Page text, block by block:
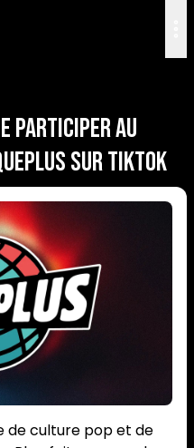
participer au
sur TikTok
de culture pop et de